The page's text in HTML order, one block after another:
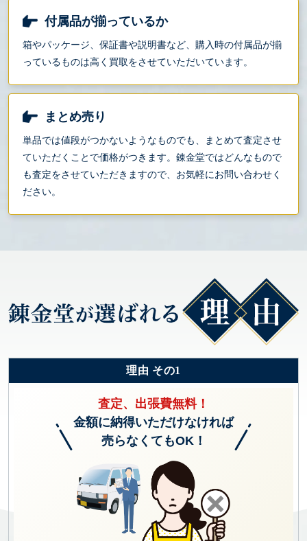
付属品が揃っているか
箱やパッケージ、保証書や説明書など、購入時の付属品が揃
っているものは高く買取をさせていただいています。
まとめ売り
単品では値段がつかないようなものでも、まとめて査定させ
ていただくことで価格がつきます。錬金堂ではどんなもので
も査定をさせていただきますので、お気軽にお問い合わせく
ださい。
理由 その1
査定、出張費無料！
金額に納得いただけなければ
売らなくてもOK！